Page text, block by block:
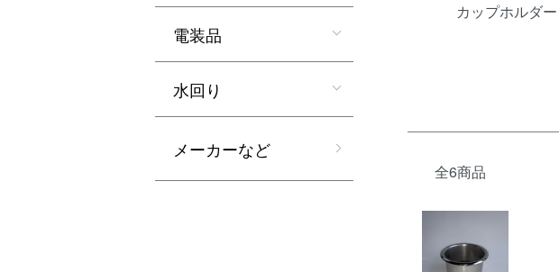
カップホルダー
全6商品
電装品
水回り
メーカーなど